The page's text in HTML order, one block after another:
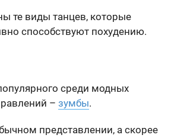
те виды танцев, которые
способствуют похудению.
среди модных
–зумбы.
представлении, а скорее